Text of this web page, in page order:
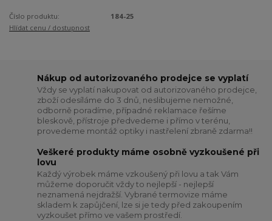
Číslo produktu:
184-25
Hlídat cenu / dostupnost
Nákup od autorizovaného prodejce se vyplatí
Vždy se vyplatí nakupovat od autorizovaného prodejce,
zboží odesíláme do 3 dnů, neslibujeme nemožné,
odborně poradíme, případné reklamace řešíme
bleskově, přístroje předvedeme i přímo v terénu,
provedeme montáž optiky i nastřelení zbraně zdarma!!
Veškeré produkty máme osobně vyzkoušené při
lovu
Každý výrobek máme vzkoušený při lovu a tak Vám
můžeme doporučit vždy to nejlepší - nejlepší
neznamená nejdražší. Vybrané termovize máme
skladem k zapůjčení, lze si je tedy před zakoupením
vyzkoušet přímo ve vašem prostředí.